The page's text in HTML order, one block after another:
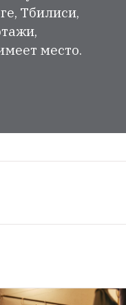
Тбилиси,
место.